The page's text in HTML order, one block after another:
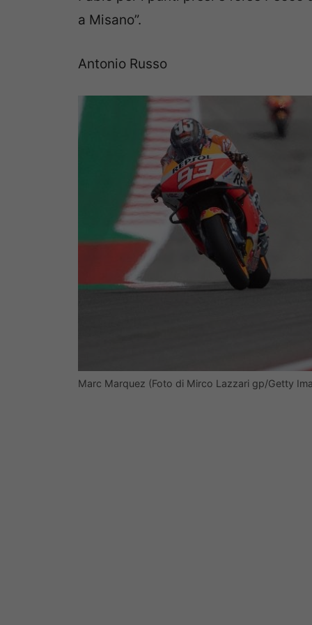
a Misano”.
Antonio Russo
Marc Marquez (Foto di Mirco Lazzari gp/Getty